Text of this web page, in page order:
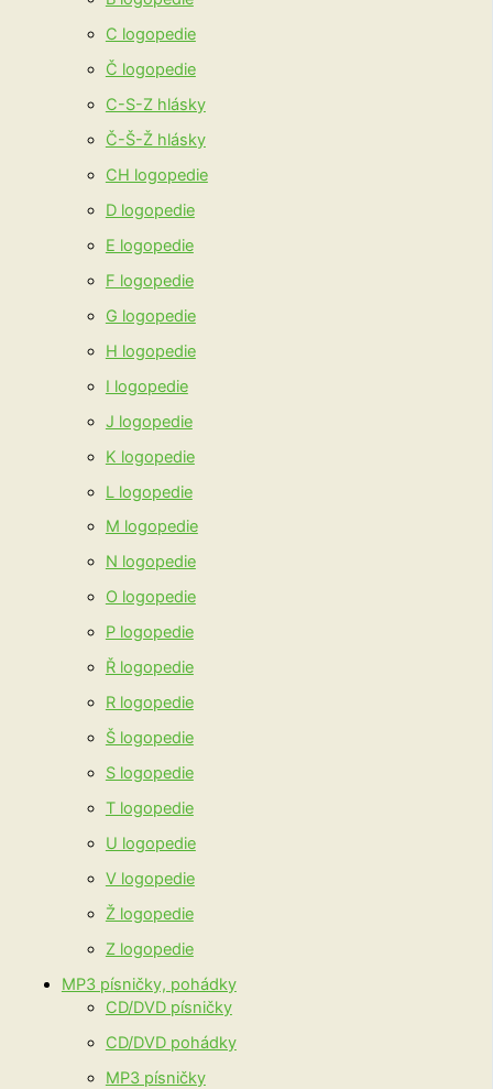
C logopedie
Č logopedie
C-S-Z hlásky
Č-Š-Ž hlásky
CH logopedie
D logopedie
E logopedie
F logopedie
G logopedie
H logopedie
I logopedie
J logopedie
K logopedie
L logopedie
M logopedie
N logopedie
O logopedie
P logopedie
Ř logopedie
R logopedie
Š logopedie
S logopedie
T logopedie
U logopedie
V logopedie
Ž logopedie
Z logopedie
MP3 písničky, pohádky
CD/DVD písničky
CD/DVD pohádky
MP3 písničky